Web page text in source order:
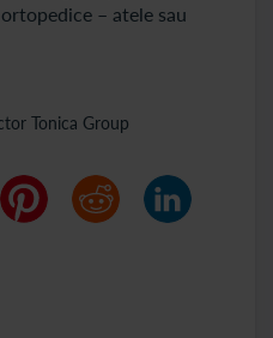
– atele sau
Tonica Group